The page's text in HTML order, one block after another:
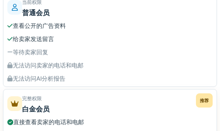
当前权限
普通会员
查看公开的广告资料
给卖家发送留言
等待卖家回复
无法访问卖家的电话和电邮
无法访问AI分析报告
推荐
完整权限
白金会员
直接查看卖家的电话和电邮